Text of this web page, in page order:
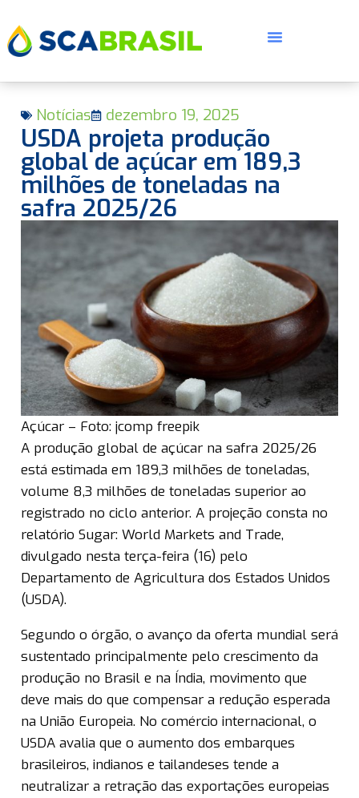
Notícias dezembro 19, 2025
USDA projeta produção
global de açúcar em 189,3
milhões de toneladas na
safra 2025/26
Açúcar – Foto: jcomp freepik
A produção global de açúcar na safra 2025/26
está estimada em 189,3 milhões de toneladas,
volume 8,3 milhões de toneladas superior ao
registrado no ciclo anterior. A projeção consta no
relatório Sugar: World Markets and Trade,
divulgado nesta terça-feira (16) pelo
Departamento de Agricultura dos Estados Unidos
(USDA).
Segundo o órgão, o avanço da oferta mundial será
sustentado principalmente pelo crescimento da
produção no Brasil e na Índia, movimento que
deve mais do que compensar a redução esperada
na União Europeia. No comércio internacional, o
USDA avalia que o aumento dos embarques
brasileiros, indianos e tailandeses tende a
neutralizar a retração das exportações europeias